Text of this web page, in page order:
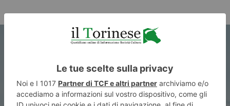
ARTICOLO PRECEDENTE